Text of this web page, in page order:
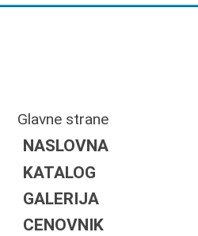
Glavne strane
NASLOVNA
KATALOG
GALERIJA
CENOVNIK